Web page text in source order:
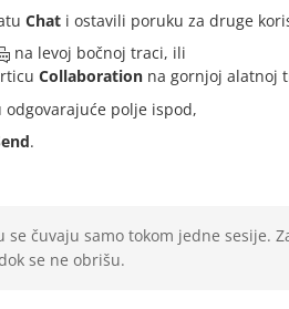
Chat i ostavili poruku za druge
na levoj bočnoj traci, ili
Collaboration na gornjoj alatnoj
odgovarajuće polje ispod,
.
se čuvaju samo tokom jedne sesije.
se ne obrišu.